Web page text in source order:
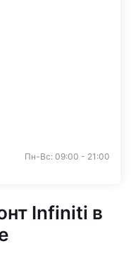
Пн-Вс: 09:00 - 21:00
Infiniti в